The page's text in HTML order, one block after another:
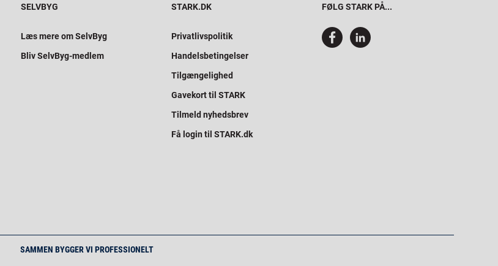
SELVBYG
Læs mere om SelvByg
Bliv SelvByg-medlem
STARK.DK
Privatlivspolitik
Handelsbetingelser
Tilgængelighed
Gavekort til STARK
Tilmeld nyhedsbrev
Få login til STARK.dk
FØLG STARK PÅ...
SAMMEN BYGGER VI PROFESSIONELT